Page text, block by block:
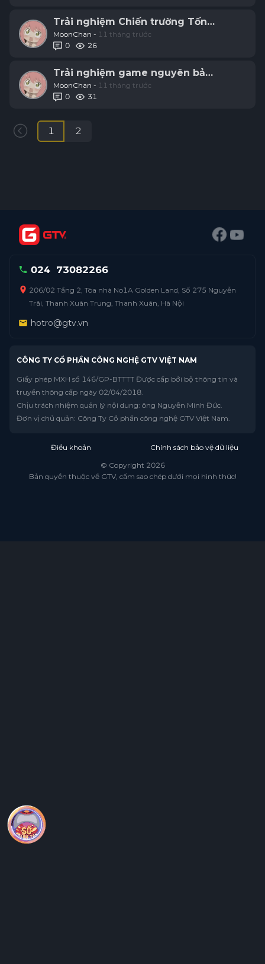
Trải nghiệm Chiến trường Tống Kim
MoonChan - 11 tháng trước
0
26
Trải nghiệm game nguyên bản 2009
MoonChan - 11 tháng trước
0
31
1 2
024 73082266
206/02 Tầng 2, Tòa nhà No1A Golden Land, Số 275 Nguyễn
Trãi, Thanh Xuân Trung, Thanh Xuân, Hà Nội
hotro@gtv.vn
CÔNG TY CỔ PHẦN CÔNG NGHỆ GTV VIỆT NAM
Giấy phép MXH số 146/GP-BTTTT Được cấp bởi bộ thông tin và
truyền thông cấp ngày 02/04/2018.
Chịu trách nhiệm quản lý nội dung: ông Nguyễn Minh Đức.
Đơn vị chủ quản: Công Ty Cổ phần công nghệ GTV Việt Nam.
Điều khoản
Chính sách bảo vệ dữ liệu
© Copyright 2026
Bản quyền thuộc về GTV, cấm sao chép dưới mọi hình thức!